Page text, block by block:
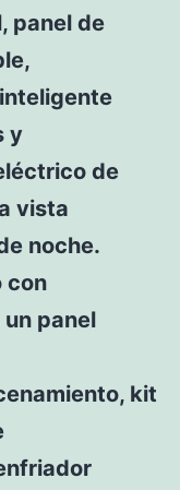
panel de
y
de
vista
noche.
con
panel
kit